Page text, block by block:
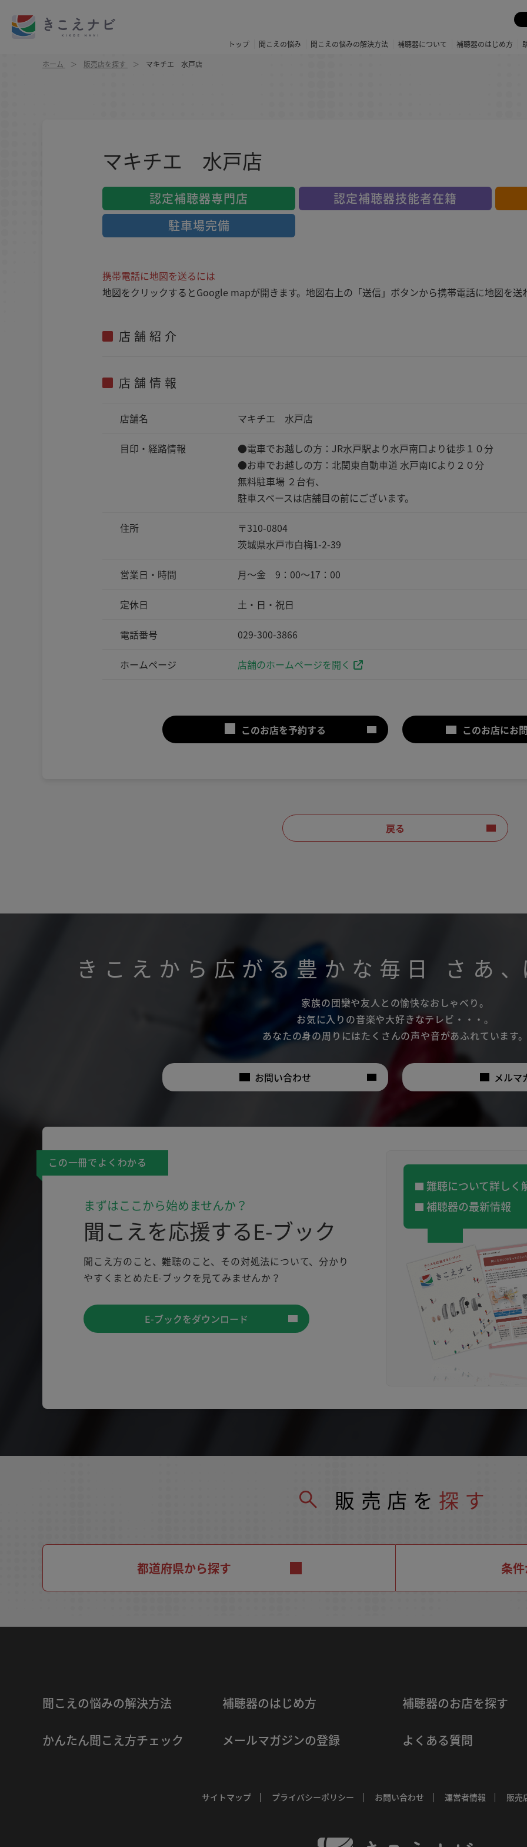
トップ 聞こえの悩み 聞こえの悩みの解決方法 補聴器について 補聴器のはじめ方
ホーム
販売店を探す マキチエ 水戸店
マキチエ 水戸店
認定補聴器専門店
認定補聴器技能者在籍
駐車場完備
携帯電話に地図を送るには
地図をクリックするとGoogle mapが開きます。地図右上の「送信」ボタンから携帯電話に地図を送
店舗紹介
店舗情報
店舗名 マキチエ 水戸店
目印・ 経路情報
●電車でお越しの方：JR水戸駅より水戸南口より徒歩１０分
●お車でお越しの方：北関東自動車道 水戸南ICより２０分
無料駐車場 ２台有、
駐車スペースは店舗目の前にございます。
住所
〒310-0804
茨城県水戸市白梅1-2-39
営業日・時間 月～金 9：00～17：00
定休日 土・日・祝日
電話番号 029-300-3866
ホームページ 店舗のホームページを開く
このお店を予約する このお店にお
戻る
きこえから広がる豊かな毎日 さあ 、
家族の団欒や友人との愉快なおしゃべり。
お気に入りの音楽や大好きなテレビ・・・。
あなたの身の周りにはたくさんの声や音があふれています
お問い合わせ メルマ
この一冊でよくわかる
まずはここから始めませんか？
聞こえを応援するE-ブック
聞こえ方のこと、難聴のこと、その対処法について、分かり
やすくまとめたE-ブックを見てみませんか？
E-ブックをダウンロード
難聴について詳しく
補聴器の最新情報
販売店を 探す
都道府県から探す 条
聞こえの悩みの解決方法 補聴器のはじめ方 補聴器のお店を探す
かんたん聞こえ方チェック メールマガジンの登録 よくある質問
サイトマップ プライバシーポリシー お問い合わせ 運営者情報 販売